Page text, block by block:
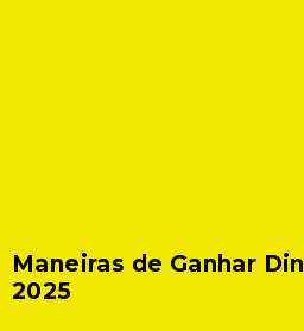
Maneiras de Ganhar
2025